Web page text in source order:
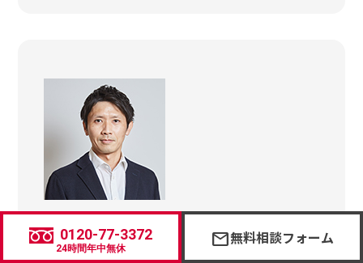
この記事の監修者
心理カウンセラー：大久保
0120-77-3372
24時間年中無休 mail無料相談フォーム